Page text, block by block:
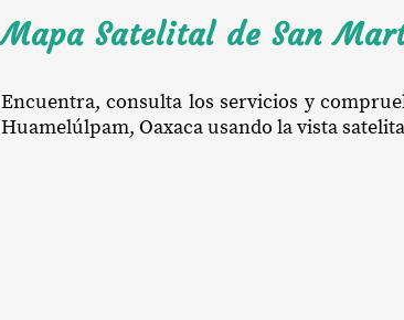
Mapa Satelital de San
Encuentra, consulta los servicios y
Huamelúlpam, Oaxaca usando la vista